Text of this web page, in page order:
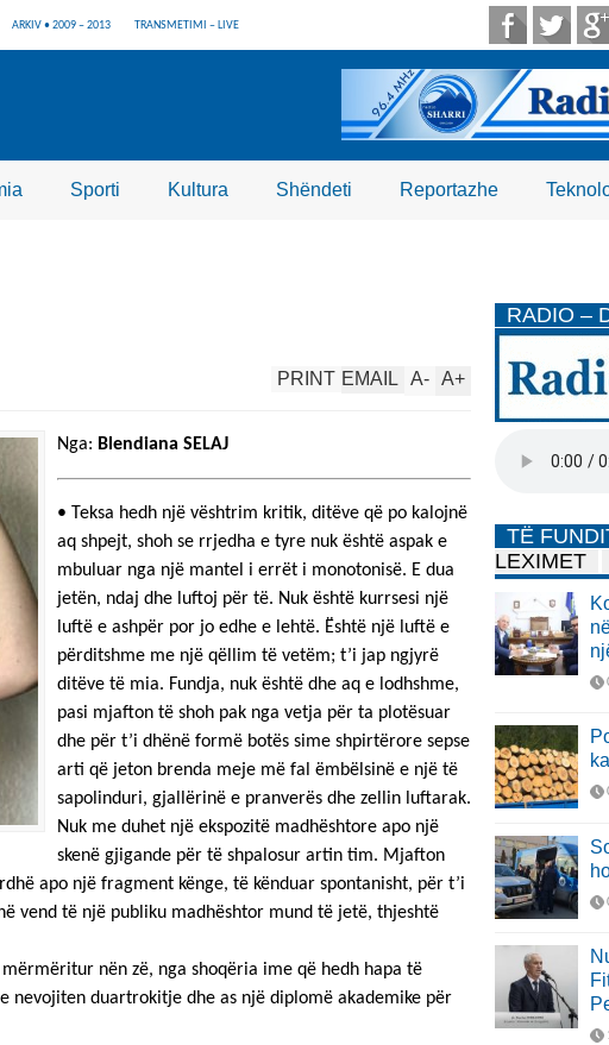
ARKIV • 2009 – 2013 TRANSMETIMI – LIVE
Sporti Kultura Shëndeti Reportazhe
A+
A-
EMAIL
PRINT
Nga: Blendiana SELAJ
• Teksa hedh një vështrim kritik, ditëve që po kalojnë
aq shpejt, shoh se rrjedha e tyre nuk është aspak e
mbuluar nga një mantel i errët i monotonisë. E dua
jetën, ndaj dhe luftoj për të. Nuk është kurrsesi një
luftë e ashpër por jo edhe e lehtë. Është një luftë e
përditshme me një qëllim të vetëm; t’i jap ngjyrë
ditëve të mia. Fundja, nuk është dhe aq e lodhshme,
pasi mjafton të shoh pak nga vetja për ta plotësuar
dhe për t’i dhënë formë botës sime shpirtërore sepse
arti që jeton brenda meje më fal ëmbëlsinë e një të
sapolinduri, gjallërinë e pranverës dhe zellin luftarak.
Nuk me duhet një ekspozitë madhështore apo një
skenë gjigande për të shpalosur artin tim. Mjafton
apo një fragment kënge, të kënduar spontanisht, për t’i
vend të një publiku madhështor mund të jetë, thjeshtë
nën zë, nga shoqëria ime që hedh hapa të
nevojiten duartrokitje dhe as një diplomë akademike për
RADIO –
TË
LEXIMET